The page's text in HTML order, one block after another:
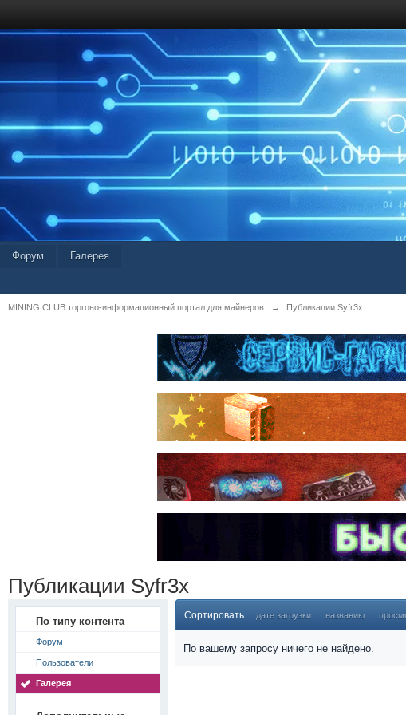
Форум Галерея
MINING CLUB торгово-информационный портал для майнеров → Публикации Syfr3x
Публикации Syfr3x
По типу контента
Форум
Пользователи
Галерея
Сортировать дате загрузки названию
По вашему запросу ничего не найдено.